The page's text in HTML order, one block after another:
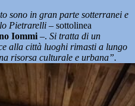
sono in gran parte sotterranei e
Pietrarelli – sottolinea
Iommi –. Si tratta di un
alla città luoghi rimasti a lungo
risorsa culturale e urbana”.